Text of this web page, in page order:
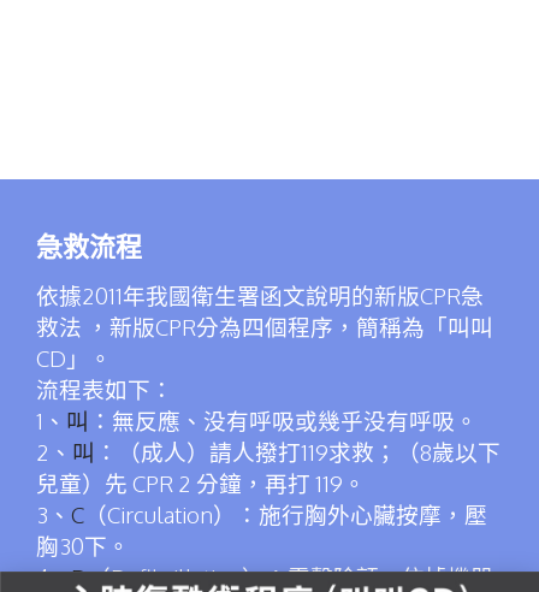
急救流程
依據2011年我國衛生署函文說明的新版CPR急
救法 ，新版CPR分為四個程序，簡稱為「叫叫
CD」。
流程表如下：
1、 叫 ：無反應、没有呼吸或幾乎没有呼吸。
2、 叫 ：（成人）請人撥打119求救；（8歲以下
兒童）先 CPR 2 分鐘，再打 119。
3、 C （Circulation）：施行胸外心臟按摩，壓
胸30下。
4、D（Defibrillation）：電擊除顫，依據機器